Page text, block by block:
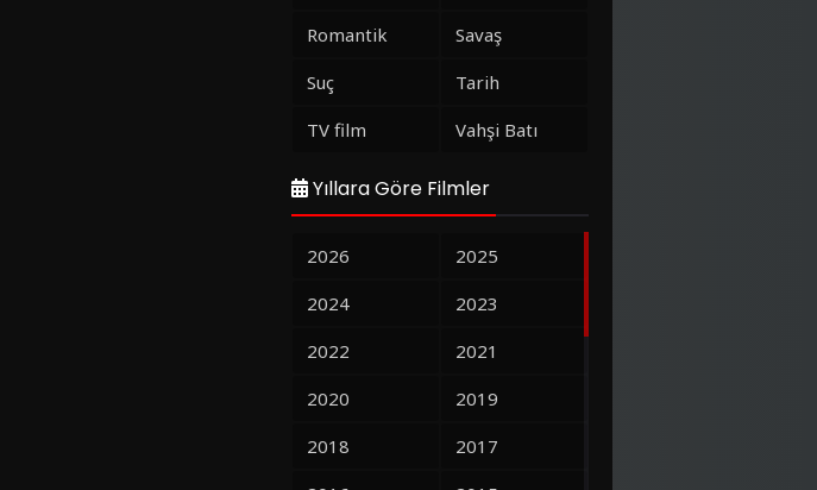
Romantik
Savaş
Suç
Tarih
TV film
Vahşi Batı
Yıllara Göre Filmler
2026
2025
2024
2023
2022
2021
2020
2019
2018
2017